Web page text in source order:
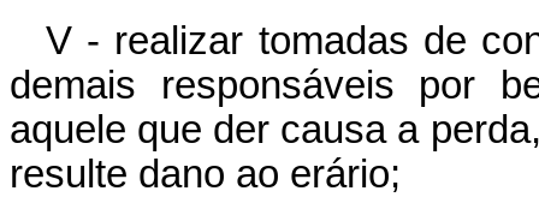
V - realizar tomadas de
demais responsáveis por
aquele que der causa a
resulte dano ao erário;